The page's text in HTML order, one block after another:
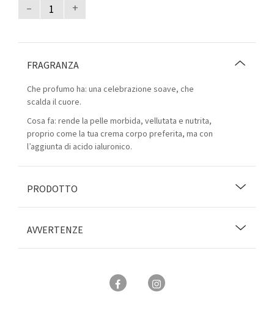
– +
FRAGRANZA
Che profumo ha: una celebrazione soave, che
scalda il cuore.
Cosa fa: rende la pelle morbida, vellutata e nutrita,
proprio come la tua crema corpo preferita, ma con
l’aggiunta di acido ialuronico.
PRODOTTO
AVVERTENZE